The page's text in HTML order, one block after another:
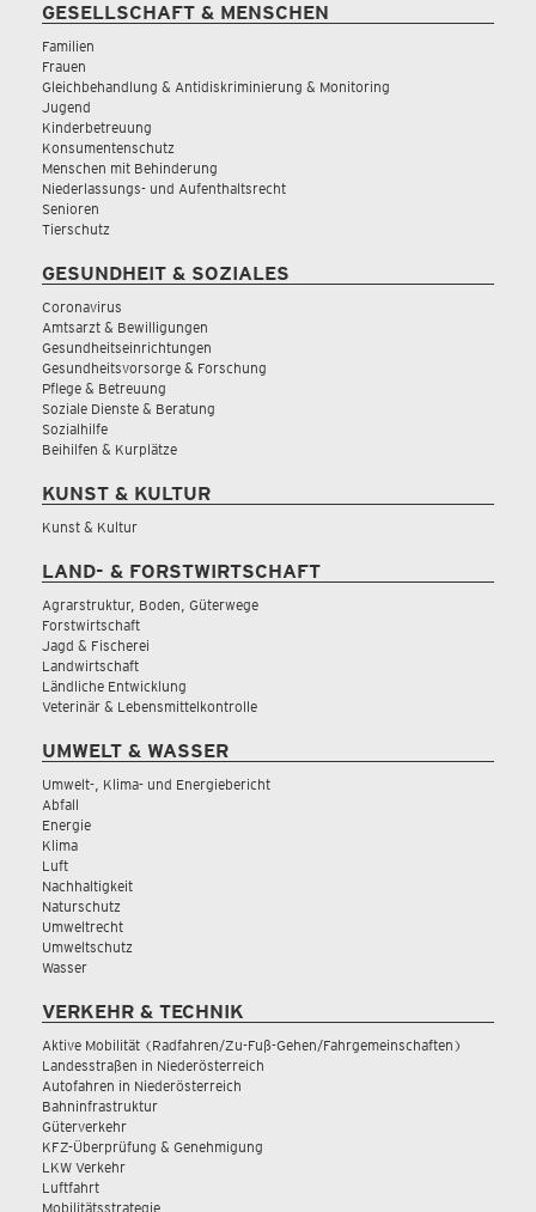
GESELLSCHAFT & MENSCHEN
Familien
Frauen
Gleichbehandlung & Antidiskriminierung & Monitoring
Jugend
Kinderbetreuung
Konsumentenschutz
Menschen mit Behinderung
Niederlassungs- und Aufenthaltsrecht
Senioren
Tierschutz
GESUNDHEIT & SOZIALES
Coronavirus
Amtsarzt & Bewilligungen
Gesundheitseinrichtungen
Gesundheitsvorsorge & Forschung
Pflege & Betreuung
Soziale Dienste & Beratung
Sozialhilfe
Beihilfen & Kurplätze
KUNST & KULTUR
Kunst & Kultur
LAND- & FORSTWIRTSCHAFT
Agrarstruktur, Boden, Güterwege
Forstwirtschaft
Jagd & Fischerei
Landwirtschaft
Ländliche Entwicklung
Veterinär & Lebensmittelkontrolle
UMWELT & WASSER
Umwelt-, Klima- und Energiebericht
Abfall
Energie
Klima
Luft
Nachhaltigkeit
Naturschutz
Umweltrecht
Umweltschutz
Wasser
VERKEHR & TECHNIK
Aktive Mobilität (Radfahren/Zu-Fuß-Gehen/Fahrgemeinschaften)
Landesstraßen in Niederösterreich
Autofahren in Niederösterreich
Bahninfrastruktur
Güterverkehr
KFZ-Überprüfung & Genehmigung
LKW Verkehr
Luftfahrt
Mobilitätsstrategie